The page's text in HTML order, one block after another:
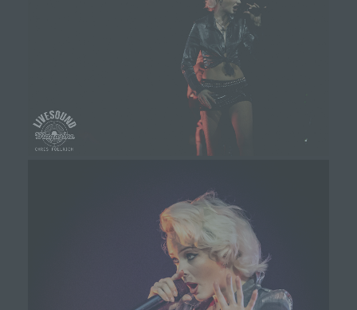
merkt sich die Artikel, die ein Kunde in den
virtuellen Warenkorb gelegt hat, über ein Cookie.
Die betroffene Person kann die Setzung von
Cookies durch unsere Internetseite jederzeit
mittels einer entsprechenden Einstellung des
genutzten Internetbrowsers verhindern und damit
der Setzung von Cookies dauerhaft
widersprechen. Ferner können bereits gesetzte
Cookies jederzeit über einen Internetbrowser oder
Deaktiviert die betroffene Person die Setzung von
Cookies in dem genutzten Internetbrowser, sind
unter Umständen nicht alle Funktionen unserer
Internetseite vollumfänglich nutzbar.
Erfassung von allgemeinen Daten und